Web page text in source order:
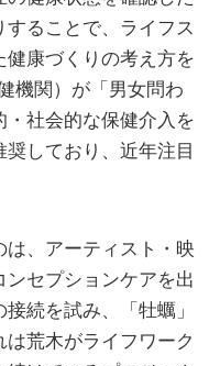
ることで、ライフス
康づくりの考え方を
機関）が「男女問わ
社会的な保健介入を
しており、近年注目
は、アーティスト・映
セプションケアを出
続を試み、「牡蠣」
荒木がライフワーク